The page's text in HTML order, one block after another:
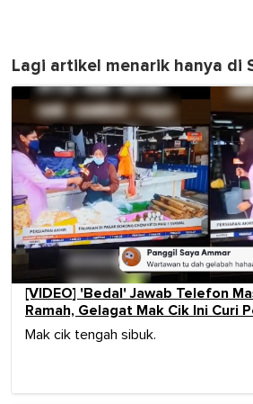
Lagi artikel menarik hanya di
[VIDEO] 'Bedal' Jawab Telefon
Ramah, Gelagat Mak Cik Ini Curi
Mak cik tengah sibuk.